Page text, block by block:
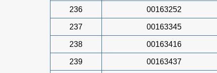
236 00163252
237 00163345
238 00163416
239 00163437